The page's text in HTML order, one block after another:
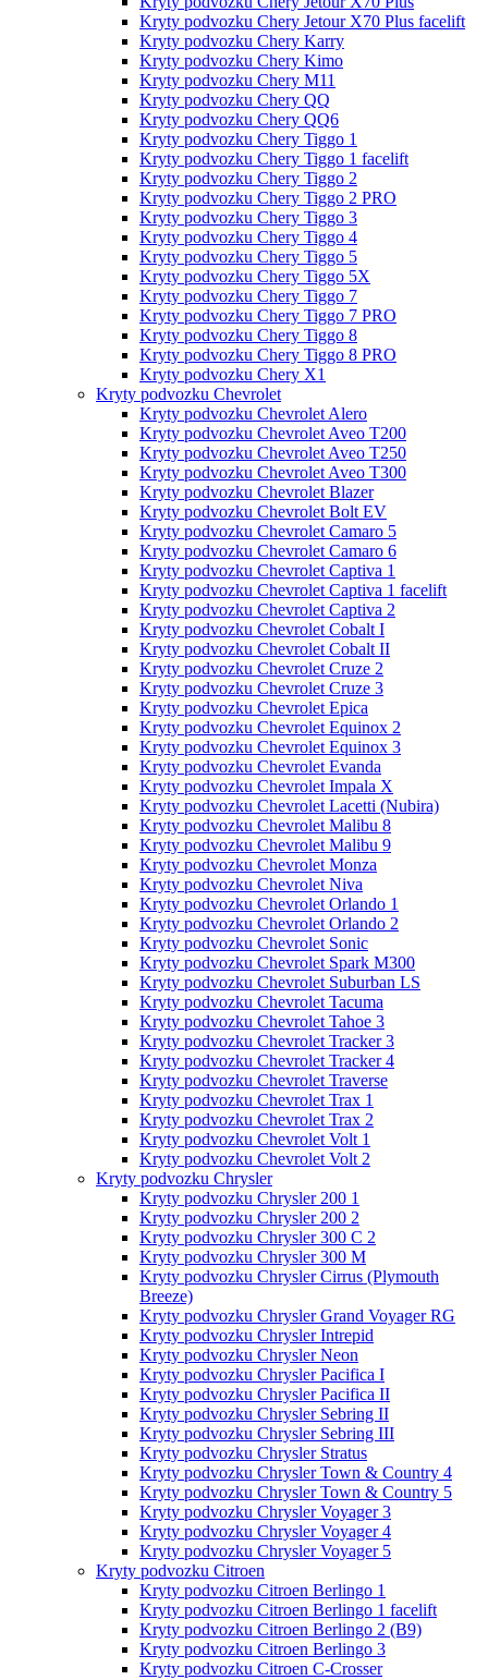
Kryty podvozku Chery Jetour X70 Plus facelift
Kryty podvozku Chery Karry
Kryty podvozku Chery Kimo
Kryty podvozku Chery M11
Kryty podvozku Chery QQ
Kryty podvozku Chery QQ6
Kryty podvozku Chery Tiggo 1
Kryty podvozku Chery Tiggo 1 facelift
Kryty podvozku Chery Tiggo 2
Kryty podvozku Chery Tiggo 2 PRO
Kryty podvozku Chery Tiggo 3
Kryty podvozku Chery Tiggo 4
Kryty podvozku Chery Tiggo 5
Kryty podvozku Chery Tiggo 5X
Kryty podvozku Chery Tiggo 7
Kryty podvozku Chery Tiggo 7 PRO
Kryty podvozku Chery Tiggo 8
Kryty podvozku Chery Tiggo 8 PRO
Kryty podvozku Chery X1
Kryty podvozku Chevrolet
Kryty podvozku Chevrolet Alero
Kryty podvozku Chevrolet Aveo T200
Kryty podvozku Chevrolet Aveo T250
Kryty podvozku Chevrolet Aveo T300
Kryty podvozku Chevrolet Blazer
Kryty podvozku Chevrolet Bolt EV
Kryty podvozku Chevrolet Camaro 5
Kryty podvozku Chevrolet Camaro 6
Kryty podvozku Chevrolet Captiva 1
Kryty podvozku Chevrolet Captiva 1 facelift
Kryty podvozku Chevrolet Captiva 2
Kryty podvozku Chevrolet Cobalt I
Kryty podvozku Chevrolet Cobalt II
Kryty podvozku Chevrolet Cruze 2
Kryty podvozku Chevrolet Cruze 3
Kryty podvozku Chevrolet Epica
Kryty podvozku Chevrolet Equinox 2
Kryty podvozku Chevrolet Equinox 3
Kryty podvozku Chevrolet Evanda
Kryty podvozku Chevrolet Impala X
Kryty podvozku Chevrolet Lacetti (Nubira)
Kryty podvozku Chevrolet Malibu 8
Kryty podvozku Chevrolet Malibu 9
Kryty podvozku Chevrolet Monza
Kryty podvozku Chevrolet Niva
Kryty podvozku Chevrolet Orlando 1
Kryty podvozku Chevrolet Orlando 2
Kryty podvozku Chevrolet Sonic
Kryty podvozku Chevrolet Spark M300
Kryty podvozku Chevrolet Suburban LS
Kryty podvozku Chevrolet Tacuma
Kryty podvozku Chevrolet Tahoe 3
Kryty podvozku Chevrolet Tracker 3
Kryty podvozku Chevrolet Tracker 4
Kryty podvozku Chevrolet Traverse
Kryty podvozku Chevrolet Trax 1
Kryty podvozku Chevrolet Trax 2
Kryty podvozku Chevrolet Volt 1
Kryty podvozku Chevrolet Volt 2
Kryty podvozku Chrysler
Kryty podvozku Chrysler 200 1
Kryty podvozku Chrysler 200 2
Kryty podvozku Chrysler 300 C 2
Kryty podvozku Chrysler 300 M
Kryty podvozku Chrysler Cirrus (Plymouth
Breeze)
Kryty podvozku Chrysler Grand Voyager RG
Kryty podvozku Chrysler Intrepid
Kryty podvozku Chrysler Neon
Kryty podvozku Chrysler Pacifica I
Kryty podvozku Chrysler Pacifica II
Kryty podvozku Chrysler Sebring II
Kryty podvozku Chrysler Sebring III
Kryty podvozku Chrysler Stratus
Kryty podvozku Chrysler Town & Country 4
Kryty podvozku Chrysler Town & Country 5
Kryty podvozku Chrysler Voyager 3
Kryty podvozku Chrysler Voyager 4
Kryty podvozku Chrysler Voyager 5
Kryty podvozku Citroen
Kryty podvozku Citroen Berlingo 1
Kryty podvozku Citroen Berlingo 1 facelift
Kryty podvozku Citroen Berlingo 2 (B9)
Kryty podvozku Citroen Berlingo 3
Kryty podvozku Citroen C-Crosser